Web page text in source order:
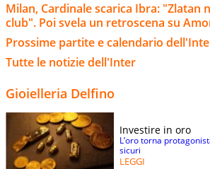
Milan, Cardinale scarica Ibra: "Zlatan
club". Poi svela un retroscena su
Prossime partite e calendario
Tutte le notizie dell'Inter
Gioielleria Delfino
Investire in oro
L’oro torna
sicuri
LEGGI